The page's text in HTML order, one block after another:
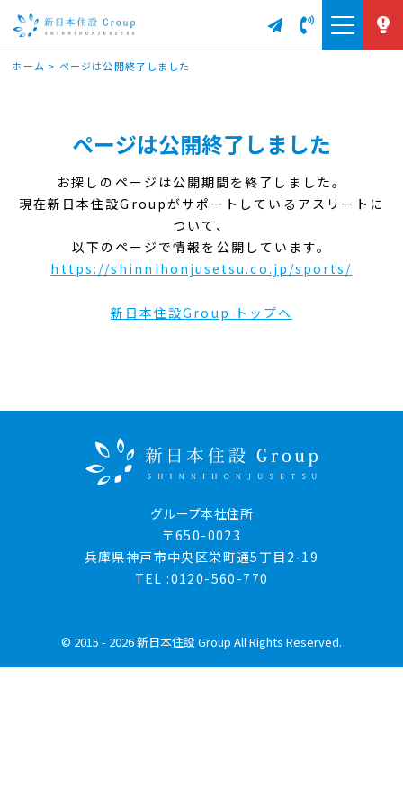
ホーム > ページは公開終了しました
ページは公開終了しました
お探しのページは公開期間を終了しました。
現在新日本住設Groupがサポートしているアスリートに
ついて、
以下のページで情報を公開しています。
https://shinnihonjusetsu.co.jp/sports/
新日本住設Group トップへ
グループ本社住所
〒650-0023
兵庫県神戸市中央区栄町通5丁目2-19
TEL :0120-560-770
© 2015 - 2026 新日本住設 Group All Rights Reserved.